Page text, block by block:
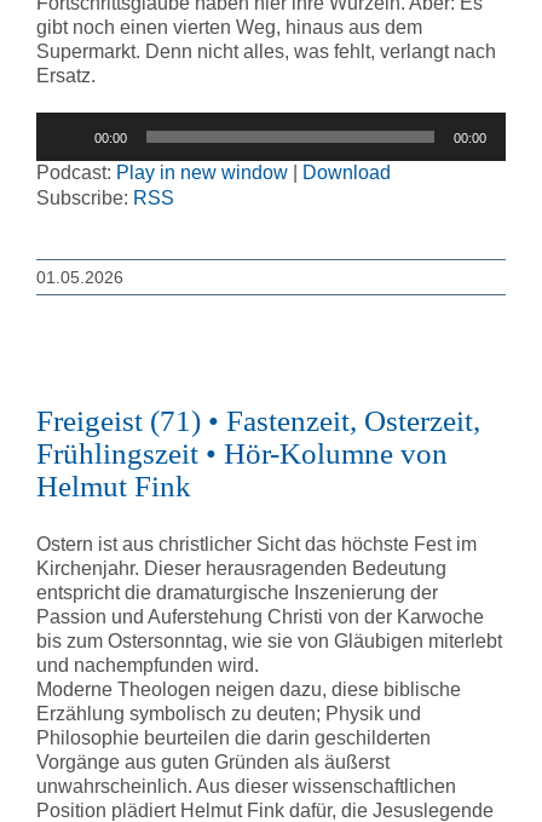
gibt noch einen vierten Weg, hinaus aus dem
Supermarkt. Denn nicht alles, was fehlt, verlangt nach
Ersatz.
00:00 00:00
Podcast: Play in new window
Download
Subscribe: RSS
01.05.2026
Freigeist (71) • Fastenzeit, Osterzeit,
Frühlingszeit • Hör-Kolumne von
Helmut Fink
Ostern ist aus christlicher Sicht das höchste Fest im
Kirchenjahr. Dieser herausragenden Bedeutung
entspricht die dramaturgische Inszenierung der
Passion und Auferstehung Christi von der Karwoche
bis zum Ostersonntag, wie sie von Gläubigen miterlebt
und nachempfunden wird.
Moderne Theologen neigen dazu, diese biblische
Erzählung symbolisch zu deuten; Physik und
Philosophie beurteilen die darin geschilderten
Vorgänge aus guten Gründen als äußerst
unwahrscheinlich. Aus dieser wissenschaftlichen
Position plädiert Helmut Fink dafür, die Jesuslegende